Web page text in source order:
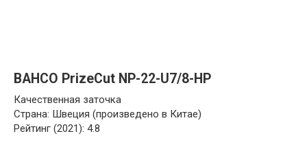
BAHCO PrizeCut NP-22-U7/8-HP
Качественная заточка
Страна: Швеция (произведено в Китае)
Рейтинг (2021): 4.8